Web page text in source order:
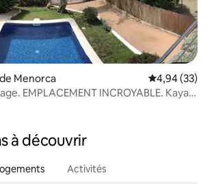
Menorca Évaluation
4,94 (33)
EMPLACEMENT INCROYABLE. Kayak
à découvrir
Activités